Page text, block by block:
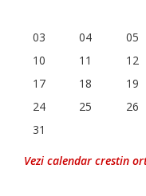
03
04 05
10
11 12
17
18 19
24
25 26
31
Vezi calendar crestin